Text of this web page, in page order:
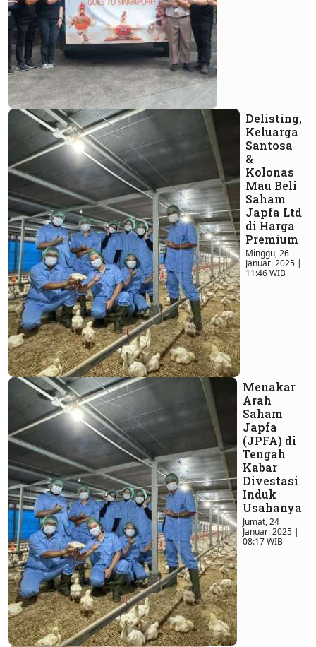
Delisting,
Keluarga
Santosa
&
Kolonas
Mau Beli
Saham
Japfa Ltd
di Harga
Premium
Minggu, 26
Januari 2025 |
11:46 WIB
Menakar
Arah
Saham
Japfa
(JPFA) di
Tengah
Kabar
Divestasi
Induk
Usahanya
Jumat, 24
Januari 2025 |
08:17 WIB